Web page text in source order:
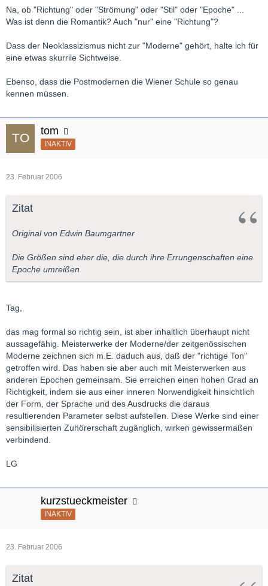
Na, ob "Richtung" oder "Strömung" oder "Stil" oder "Epoche" ...
Was ist denn die Romantik? Auch "nur" eine "Richtung"?
Dass der Neoklassizismus nicht zur "Moderne" gehört, halte ich für
eine etwas skurrile Sichtweise.
Ebenso, dass die Postmodernen die Wiener Schule so genau
kennen müssen.
tom
INAKTIV
23. Februar 2006
Zitat
Original von Edwin Baumgartner
Die Größen sind eher die, die durch ihre Errungenschaften eine
Epoche umreißen
Tag,
das mag formal so richtig sein, ist aber inhaltlich überhaupt nicht
aussagefähig. Meisterwerke der Moderne/der zeitgenössischen
Moderne zeichnen sich m.E. daduch aus, daß der "richtige Ton"
getroffen wird. Das haben sie aber auch mit Meisterwerken aus
anderen Epochen gemeinsam. Sie erreichen einen hohen Grad an
Richtigkeit, indem sie aus einer inneren Norwendigkeit hinsichtlich
der Form, der Sprache und des Ausdrucks die daraus
resultierenden Parameter selbst aufstellen. Diese Werke sind einer
sensibilisierten Zuhörerschaft zugänglich, wirken gewissermaßen
verbindend.
LG
kurzstueckmeister
INAKTIV
23. Februar 2006
Zitat